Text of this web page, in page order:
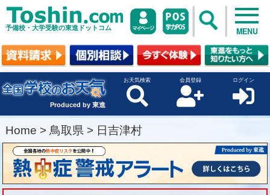
予備校・大学受験の東進ドットコム MENU
Produced by 東進
お天気検索 会員登録 ログイン
Home > 鳥取県 > 日吉津村